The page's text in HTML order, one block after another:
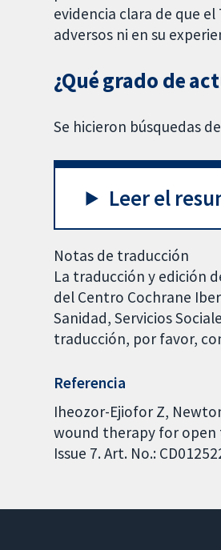
evidencia clara de que
adversos ni en su
¿Qué grado de
Se hicieron búsquedas
Leer el
Notas de traducción
La traducción y edición
del Centro Cochrane
Sanidad, Servicios
traducción, por favor,
Referencia
Iheozor-Ejiofor Z,
wound therapy for open
Issue 7. Art. No.: